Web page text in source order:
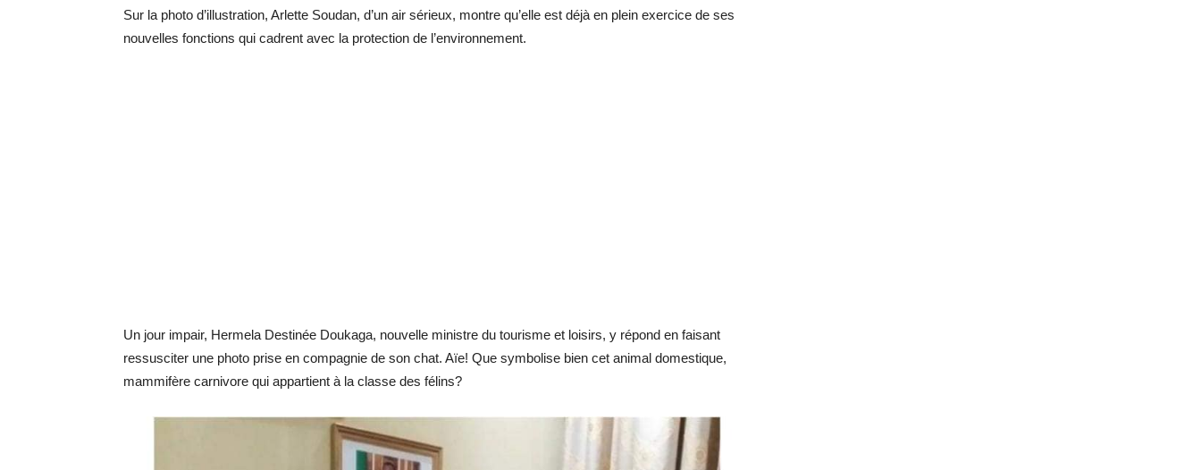
Sur la photo d’illustration, Arlette Soudan, d’un air sérieux, montre qu’elle est déjà en plein exercice de ses
nouvelles fonctions qui cadrent avec la protection de l’environnement.
Un jour impair, Hermela Destinée Doukaga, nouvelle ministre du tourisme et loisirs, y répond en faisant
ressusciter une photo prise en compagnie de son chat. Aïe! Que symbolise bien cet animal domestique,
mammifère carnivore qui appartient à la classe des félins?